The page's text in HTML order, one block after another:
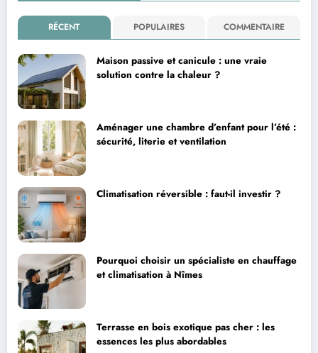
RÉCENT POPULAIRES COMMENTAIRE
Maison passive et canicule : une vraie
solution contre la chaleur ?
Aménager une chambre d’enfant pour l’été :
sécurité, literie et ventilation
Climatisation réversible : faut-il investir ?
Pourquoi choisir un spécialiste en chauffage
et climatisation à Nîmes
Terrasse en bois exotique pas cher : les
essences les plus abordables